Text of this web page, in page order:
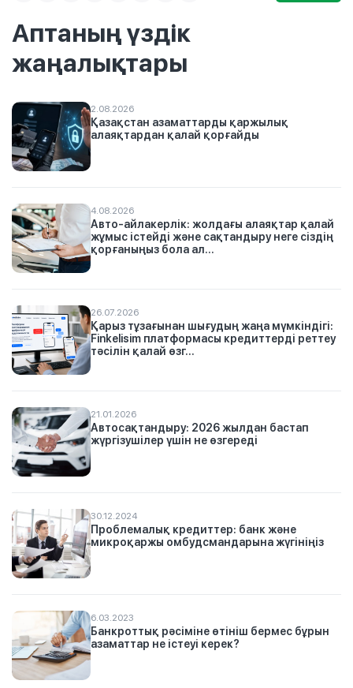
Аптаның үздік
жаңалықтары
2.08.2026
Қазақстан азаматтарды қаржылық
алаяқтардан қалай қорғайды
4.08.2026
Авто-айлакерлік: жолдағы алаяқтар қалай
жұмыс істейді және сақтандыру неге сіздің
қорғаныңыз бола ал...
26.07.2026
Қарыз тұзағынан шығудың жаңа мүмкіндігі:
Finkelisim платформасы кредиттерді реттеу
тәсілін қалай өзг...
21.01.2026
Автосақтандыру: 2026 жылдан бастап
жүргізушілер үшін не өзгереді
30.12.2024
Проблемалық кредиттер: банк және
микроқаржы омбудсмандарына жүгініңіз
6.03.2023
Банкроттық рәсіміне өтініш бермес бұрын
азаматтар не істеуі керек?